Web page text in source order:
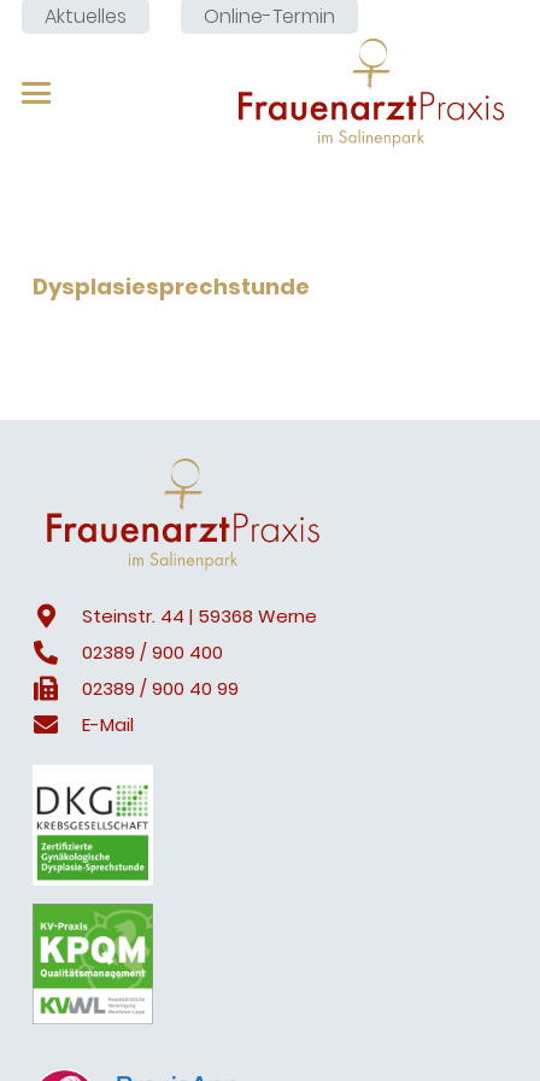
Aktuelles Online-Termin
Dysplasiesprechstunde
Steinstr. 44 | 59368 Werne
02389 / 900 400
02389 / 900 40 99
E-Mail